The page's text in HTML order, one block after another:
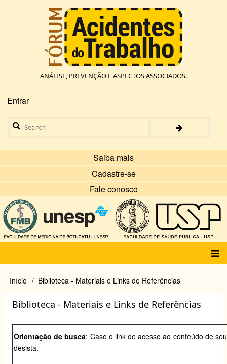
ANÁLISE, PREVENÇÃO E ASPECTOS ASSOCIADOS.
Menu
de
conta
de
usuário
Entrar
Search
Saiba mais
Cadastre-se
Fale conosco
menu
Trilha
navegação
Início Biblioteca - Materiais e Links de Referências
Biblioteca - Materiais e Links de Referências
Orientação de busca: Caso o link de acesso ao conteúdo de
desista.